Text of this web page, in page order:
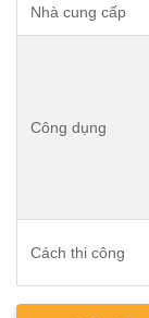
Nhà cung cấp
Công dụng
Cách thi công